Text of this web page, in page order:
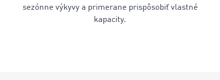
sezónne výkyvy a primerane prispôsobiť vlastné
kapacity.